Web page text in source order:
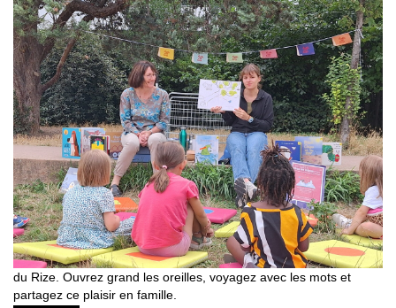
du Rize. Ouvrez grand les oreilles, voyagez avec les mots et
partagez ce plaisir en famille.